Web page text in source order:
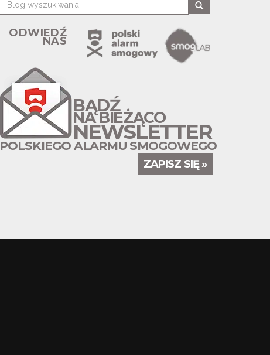
ODWIEDŹ
NAS
BĄDŹ
NA BIEŻĄCO
NEWSLETTER
POLSKIEGO ALARMU SMOGOWEGO
ZAPISZ SIĘ »